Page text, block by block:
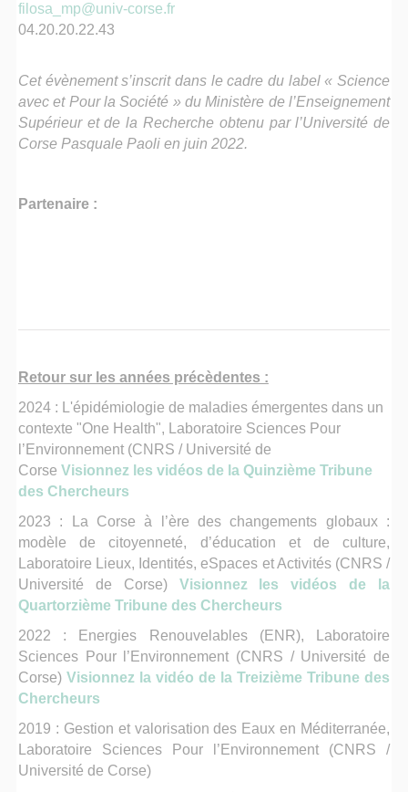
filosa_mp@univ-corse.fr
04.20.20.22.43
Cet évènement s’inscrit dans le cadre du label « Science
avec et Pour la Société » du Ministère de l’Enseignement
Supérieur et de la Recherche obtenu par l’Université de
Corse Pasquale Paoli en juin 2022.
Partenaire :
Retour sur les années précèdentes :
2024 :
L'épidémiologie de maladies émergentes dans un
contexte "One Health",
Laboratoire Sciences Pour
l’Environnement (CNRS / Université de
Corse Visionnez les vidéos de la Quinzième Tribune
des Chercheurs
2023 : La Corse à l’ère des changements globaux :
modèle de citoyenneté, d’éducation et de culture,
Laboratoire Lieux, Identités, eSpaces et Activités (CNRS /
Université de Corse) Visionnez les vidéos de la
Quartorzième Tribune des Chercheurs
2022 : Energies Renouvelables (ENR), Laboratoire
Sciences Pour l’Environnement (CNRS / Université de
Corse) Visionnez la vidéo de la Treizième Tribune des
Chercheurs
2019 : Gestion et valorisation des Eaux en Méditerranée,
Laboratoire Sciences Pour l’Environnement (CNRS /
Université de Corse)